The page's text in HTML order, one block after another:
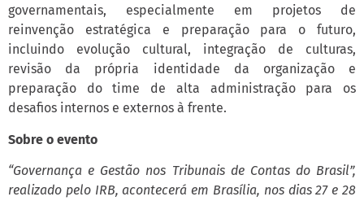
governamentais, especialmente em projetos de
reinvenção estratégica e preparação para o futuro,
incluindo evolução cultural, integração de culturas,
revisão da própria identidade da organização e
preparação do time de alta administração para os
desafios internos e externos à frente.
Sobre o evento
“Governança e Gestão nos Tribunais de Contas do Brasil”,
realizado pelo IRB, acontecerá em Brasília, nos dias 27 e 28